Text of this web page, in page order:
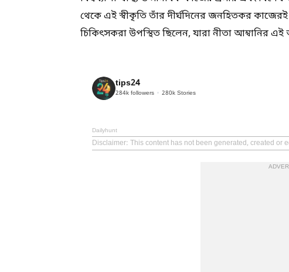
থেকে এই স্বীকৃতি তাঁর দীর্ঘদিনের জনহিতকর
চিকিৎসকরা উপস্থিত ছিলেন, যারা নীতা আম্বানির এই
tips24
284k followers 280k Stories
Dailyhunt
Disclaimer: This content has not been generated, created or